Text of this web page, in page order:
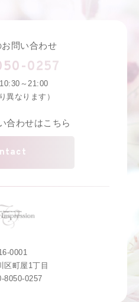
問い合わせ
0257
～21:00
異なります）
合わせはこちら
0001
区町屋1丁目
8050-0257